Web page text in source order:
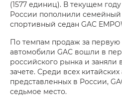
(1577 единиц). В текущем
России пополнили семейный
спортивный седан GAC
По темпам продаж за первую
автомобили GAC вошли в
российского рынка и
зачете. Среди всех
представленных в России,
седьмое место.